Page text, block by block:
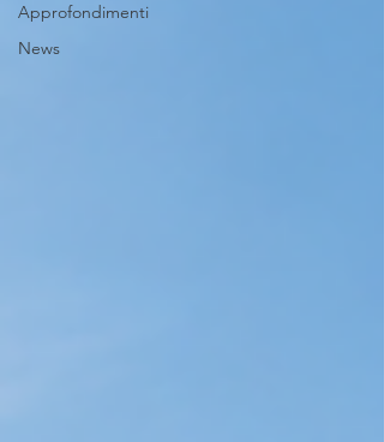
Approfondimenti
News